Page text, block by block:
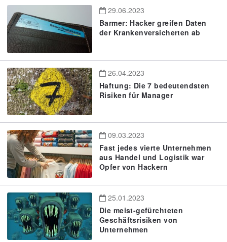
29.06.2023
Barmer: Hacker greifen Daten
der Krankenversicherten ab
26.04.2023
Haftung: Die 7 bedeutendsten
Risiken für Manager
09.03.2023
Fast jedes vierte Unternehmen
aus Handel und Logistik war
Opfer von Hackern
25.01.2023
Die meist-gefürchteten
Geschäftsrisiken von
Unternehmen